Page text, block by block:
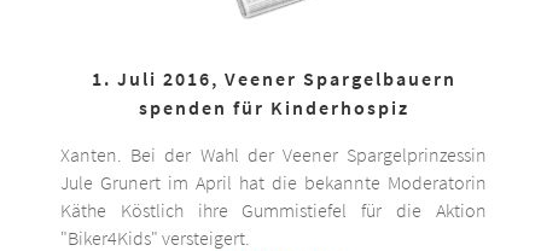
1. Juli 2016, Veener Spargelbauern
spenden für Kinderhospiz
Xanten. Bei der Wahl der Veener Spargelprinzessin
Jule Grunert im April hat die bekannte Moderatorin
Käthe Köstlich ihre Gummistiefel für die Aktion
"Biker4Kids" versteigert.